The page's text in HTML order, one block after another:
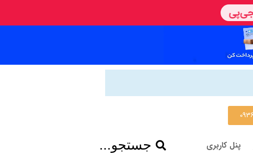
پنل کاربری جستجو...